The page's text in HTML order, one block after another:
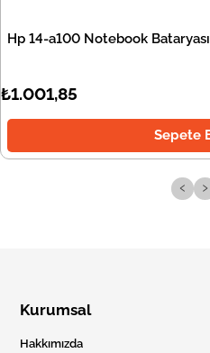
Hp 14-a100 Notebook
₺1.001,85
Sepete
‹ ›
Kurumsal
Hakkımızda